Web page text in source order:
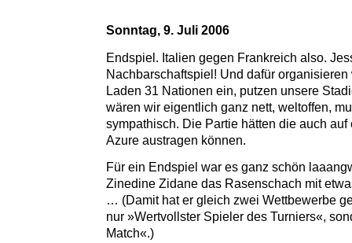
Sonntag, 9. Juli 2006
Endspiel. Italien gegen Frankreich also.
Nachbarschaftspiel! Und dafür
Laden 31 Nationen ein, putzen unsere
wären wir eigentlich ganz nett, weltoffen,
sympathisch. Die Partie hätten die auch auf
Azure austragen können.
Für ein Endspiel war es ganz schön
Zinedine Zidane das Rasenschach mit
… (Damit hat er gleich zwei Wettbewerbe
nur »Wertvollster Spieler des Turniers«,
Match«.)